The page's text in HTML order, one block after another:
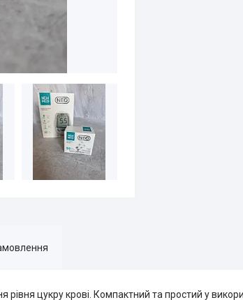
рівня цукру крові. Компактний та простий у